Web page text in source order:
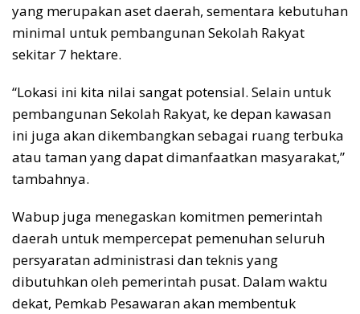
yang merupakan aset daerah, sementara kebutuhan
minimal untuk pembangunan Sekolah Rakyat
sekitar 7 hektare.
“Lokasi ini kita nilai sangat potensial. Selain untuk
pembangunan Sekolah Rakyat, ke depan kawasan
ini juga akan dikembangkan sebagai ruang terbuka
atau taman yang dapat dimanfaatkan masyarakat,”
tambahnya.
Wabup juga menegaskan komitmen pemerintah
daerah untuk mempercepat pemenuhan seluruh
persyaratan administrasi dan teknis yang
dibutuhkan oleh pemerintah pusat. Dalam waktu
dekat, Pemkab Pesawaran akan membentuk